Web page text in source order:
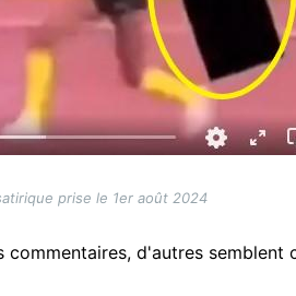
prise le 1er août 2024
d'autres semblent